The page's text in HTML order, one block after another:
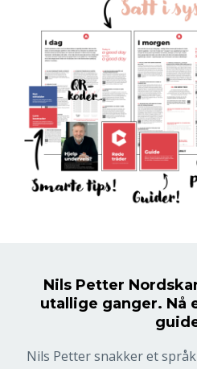
Nils Petter
utallige ganger. Nå
Nils Petter snakker et